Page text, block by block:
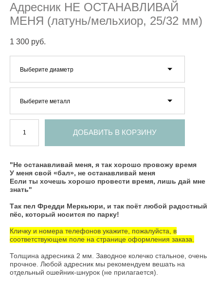
Адресник НЕ ОСТАНАВЛИВАЙ
МЕНЯ (латунь/мельхиор, 25/32 мм)
1 300 pуб.
Выберите диаметр
Выберите металл
ДОБАВИТЬ В КОРЗИНУ
"Не останавливай меня, я так хорошо провожу время
У меня свой «бал», не останавливай меня
Если ты хочешь хорошо провести время, лишь дай мне
знать"
Так пел Фредди Меркьюри, и так поёт любой радостный
пёс, который носится по парку!
Кличку и номера телефонов укажите, пожалуйста, в
соответствующем поле на странице оформления заказа.
Толщина адресника 2 мм. Заводное колечко стальное, очень
прочное. Любой адресник мы рекомендуем вешать на
отдельный ошейник-шнурок (не прилагается).